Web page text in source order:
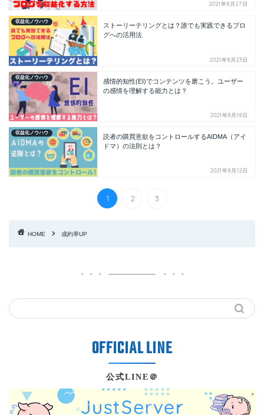
2021年8月27日
収益化ノウハウ
ストーリーテリングとは？誰でも実践できるブロ
グへの活用法
2021年8月23日
収益化ノウハウ
感情的知性(EI)でコンテンツを磨こう。ユーザー
の感情を理解する能力とは？
2021年8月18日
収益化ノウハウ
読者の購買意欲をコントロールするAIDMA（アイ
ドマ）の法則とは？
2021年8月12日
1 2 3
HOME 成約率UP
公式LINE＠